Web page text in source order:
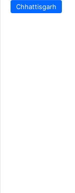
Chhattisgarh